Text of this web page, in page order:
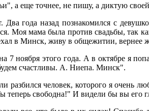
а еще точнее, не пишу, а диктую
Два года назад познакомился с
Моя мама была против свадьбы, так
в Минск, живу в общежитии, вернее
7 ноября этого года. А в октябре я
счастливы. А. Ниепа. Минск".
разбился человек, которого я очень
теперь свободна!" И видели бы вы его